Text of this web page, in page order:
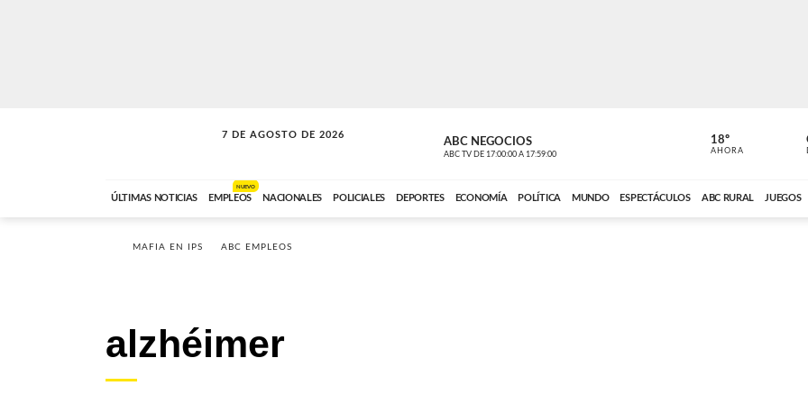
7 DE AGOSTO DE 2026
VITAMINAS ABC NEGOCIOS
ABC TV DE 17:00:00 A 17:59:00
ANCHO
ABC CARDINAL
18º
AHORA
ÚLTIMAS NOTICIAS EMPLEOS
NUEVO
NACIONALES POLICIALES DEPORTES ECONOMÍA POLÍTICA MUNDO ESPECTÁCULOS ABC RURAL JUEGOS
MAFIA EN IPS ABC EMPLEOS
alzhéimer